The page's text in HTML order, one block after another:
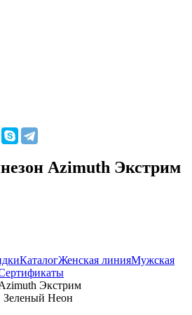
Azimuth Экстрим
КаталогЖенская линияМужская
Экстрим
Зеленый Неон